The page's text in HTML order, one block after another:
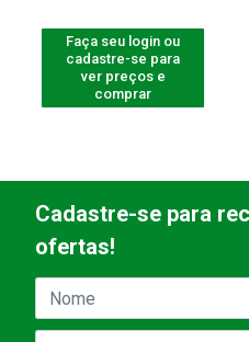
Faça seu login ou
cadastre-se para
ver preços e
comprar
Cadastre-se para
ofertas!